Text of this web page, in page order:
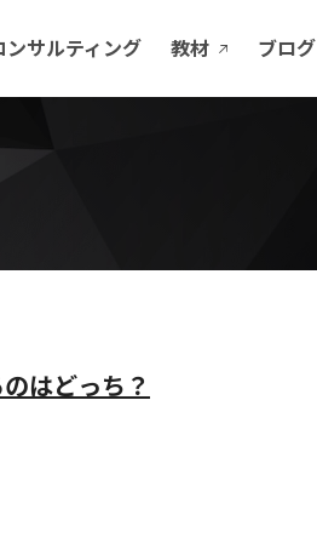
ンサルティング 教材 ブログ
はどっち？